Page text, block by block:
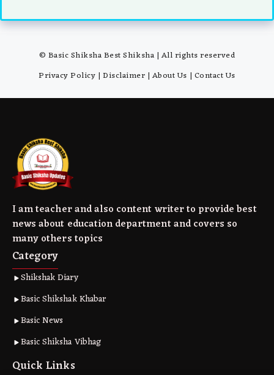
© Basic Shiksha Best Shiksha | All rights reserved
Privacy Policy |Disclaimer | About Us | Contact Us
I am teacher and also content writer to provide best
news about education department and covers so
many others topics
Category
Shikshak Diary
Basic Shikshak Khabar
Basic News
Basic Shiksha Vibhag
Quick Links